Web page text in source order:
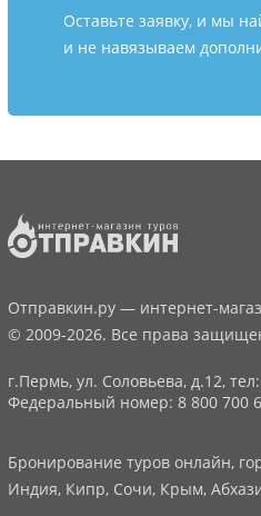
Оставьте заявку, и мы
и не навязываем
Отправкин.ру — интернет-
© 2009-2026. Все права
г.Пермь, ул. Соловьева, д.12,
Федеральный номер: 8 800 700
Бронирование туров онлайн,
Индия, Кипр, Сочи, Крым,